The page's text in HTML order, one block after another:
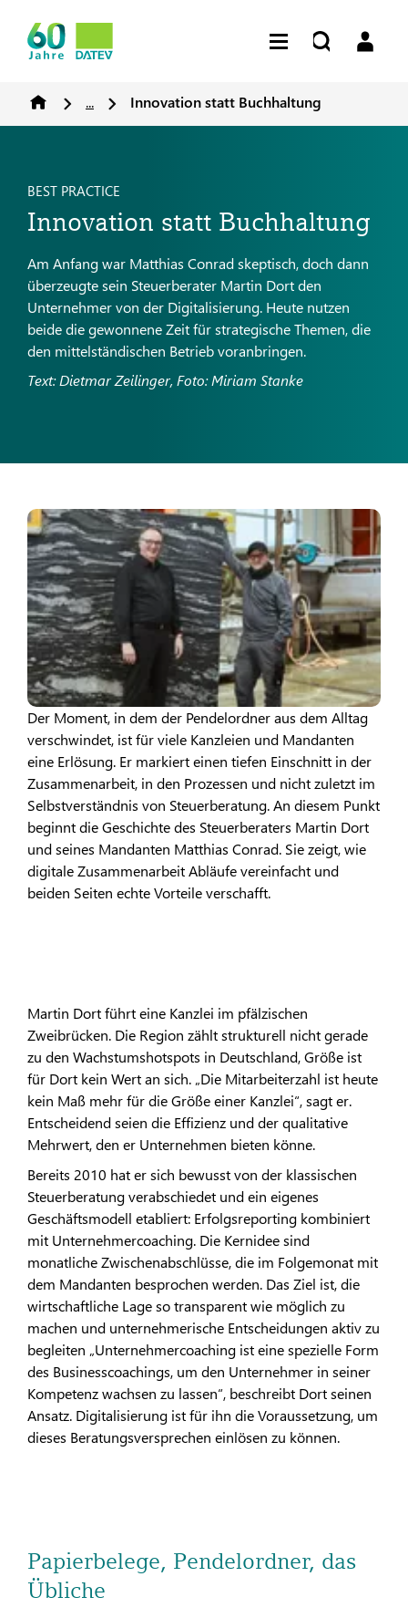
... Innovation statt Buchhaltung
BEST PRACTICE
Innovation statt Buchhaltung
Am Anfang war Matthias Conrad skeptisch, doch dann
überzeugte sein Steuerberater Martin Dort den
Unternehmer von der Digitalisierung. Heute nutzen
beide die gewonnene Zeit für strategische Themen, die
den mittelständischen Betrieb voranbringen.
Text: Dietmar Zeilinger, Foto: Miriam Stanke
Der Moment, in dem der Pendelordner aus dem Alltag
verschwindet, ist für viele Kanzleien und Mandanten
eine Erlösung. Er markiert einen tiefen Einschnitt in der
Zusammenarbeit, in den Prozessen und nicht zuletzt im
Selbstverständnis von Steuerberatung. An diesem Punkt
beginnt die Geschichte des Steuerberaters Martin Dort
und seines Mandanten Matthias Conrad. Sie zeigt, wie
digitale Zusammenarbeit Abläufe vereinfacht und
beiden Seiten echte Vorteile verschafft.
Martin Dort führt eine Kanzlei im pfälzischen
Zweibrücken. Die Region zählt strukturell nicht gerade
zu den Wachstumshotspots in Deutschland, Größe ist
für Dort kein Wert an sich. „Die Mitarbeiterzahl ist heute
kein Maß mehr für die Größe einer Kanzlei“, sagt er.
Entscheidend seien die Effizienz und der qualitative
Mehrwert, den er Unternehmen bieten könne.
Bereits 2010 hat er sich bewusst von der klassischen
Steuerberatung verabschiedet und ein eigenes
Geschäftsmodell etabliert: Erfolgsreporting kombiniert
mit Unternehmercoaching. Die Kernidee sind
monatliche Zwischenabschlüsse, die im Folgemonat mit
dem Mandanten besprochen werden. Das Ziel ist, die
wirtschaftliche Lage so transparent wie möglich zu
machen und unternehmerische Entscheidungen aktiv zu
begleiten „Unternehmercoaching ist eine spezielle Form
des Businesscoachings, um den Unternehmer in seiner
Kompetenz wachsen zu lassen“, beschreibt Dort seinen
Ansatz. Digitalisierung ist für ihn die Voraussetzung, um
dieses Beratungsversprechen einlösen zu können.
Papierbelege, Pendelordner, das
Übliche